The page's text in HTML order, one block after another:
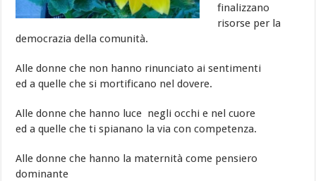
finalizzano
risorse per la
democrazia della comunità.
Alle donne che non hanno rinunciato ai sentimenti
ed a quelle che si mortificano nel dovere.
Alle donne che hanno luce negli occhi e nel cuore
ed a quelle che ti spianano la via con competenza.
Alle donne che hanno la maternità come pensiero
dominante